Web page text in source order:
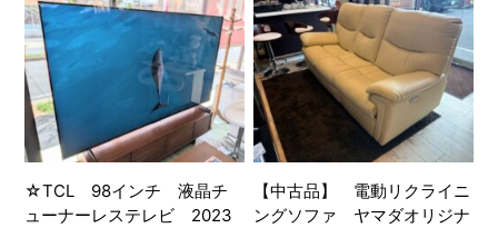
☆TCL 98インチ 液晶チ
ューナーレステレビ 2023
【中古品】 電動リクライニ
ングソファ ヤマダオリジナ